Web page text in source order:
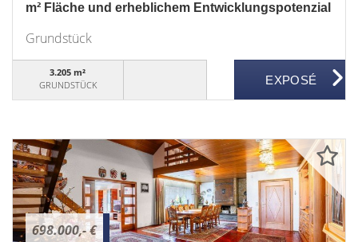
m² Fläche und erheblichem Entwicklungspotenzial
Grundstück
3.205 m²
GRUNDSTÜCK
698.000,- €